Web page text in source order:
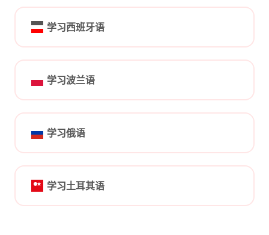
学习西班牙语
学习波兰语
学习俄语
学习土耳其语